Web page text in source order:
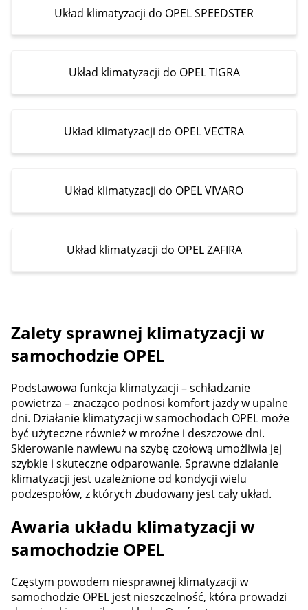
Układ klimatyzacji do OPEL SPEEDSTER
Układ klimatyzacji do OPEL TIGRA
Układ klimatyzacji do OPEL VECTRA
Układ klimatyzacji do OPEL VIVARO
Układ klimatyzacji do OPEL ZAFIRA
Zalety sprawnej klimatyzacji w
samochodzie OPEL
Podstawowa funkcja klimatyzacji – schładzanie
powietrza – znacząco podnosi komfort jazdy w upalne
dni. Działanie klimatyzacji w samochodach OPEL może
być użyteczne również w mroźne i deszczowe dni.
Skierowanie nawiewu na szybę czołową umożliwia jej
szybkie i skuteczne odparowanie. Sprawne działanie
klimatyzacji jest uzależnione od kondycji wielu
podzespołów, z których zbudowany jest cały układ.
Awaria układu klimatyzacji w
samochodzie OPEL
Częstym powodem niesprawnej klimatyzacji w
samochodzie OPEL jest nieszczelność, która prowadzi